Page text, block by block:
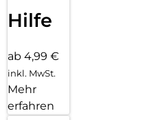
Hilfe
ab 4,99 €
inkl. MwSt.
Mehr
erfahren